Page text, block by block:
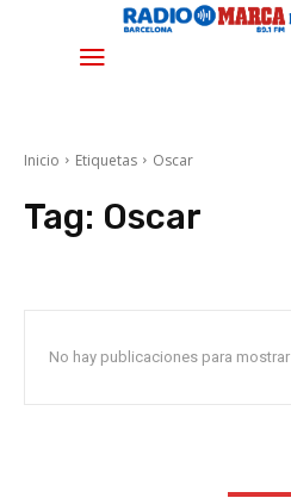
Inicio Etiquetas Oscar
Tag: Oscar
No hay publicaciones para mostrar